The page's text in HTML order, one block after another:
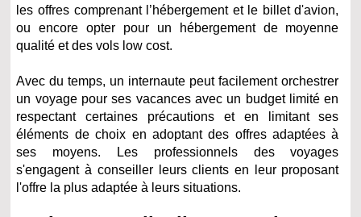
les offres comprenant l’hébergement et le billet d'avion,
ou encore opter pour un hébergement de moyenne
qualité et des vols low cost.
Avec du temps, un internaute peut facilement orchestrer
un voyage pour ses vacances avec un budget limité en
respectant certaines précautions et en limitant ses
éléments de choix en adoptant des offres adaptées à
ses moyens. Les professionnels des voyages
s'engagent à conseiller leurs clients en leur proposant
l'offre la plus adaptée à leurs situations.